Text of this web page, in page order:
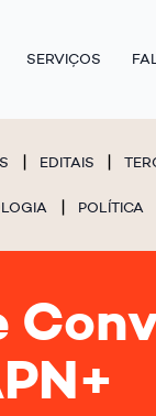
SERVIÇOS
EDITAIS
POLÍTICA